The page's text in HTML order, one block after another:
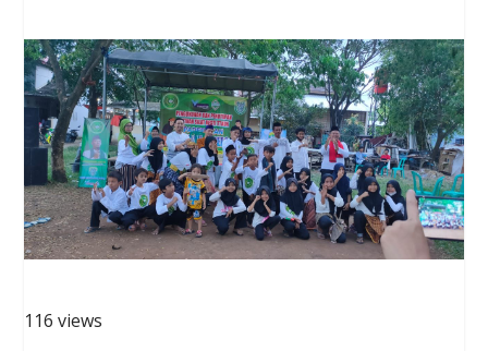
116 views